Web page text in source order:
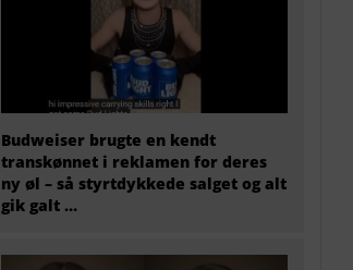
Budweiser brugte en kendt
transkønnet i reklamen for deres
ny øl – så styrtdykkede salget og alt
gik galt …